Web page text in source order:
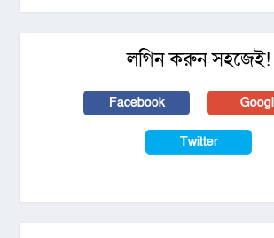
লগিন করুন সহজেই!
Facebook
Twitter